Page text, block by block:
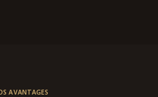
AVANTAGES